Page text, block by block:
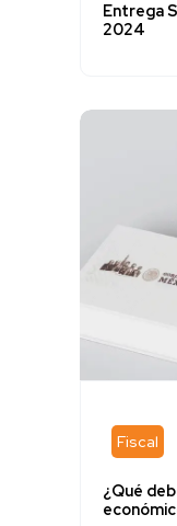
Entrega
2024
Fiscal
¿Qué